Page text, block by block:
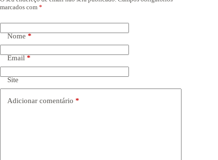
marcados com *
Nome *
Email *
Site
Adicionar comentário *